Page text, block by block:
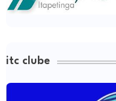
itc clube